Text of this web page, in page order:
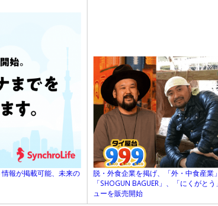
報が掲載可能、未来の
脱・外食企業を掲げ、「外・中食産
「SHOGUN BAGUER」、「にくがと
ューを販売開始